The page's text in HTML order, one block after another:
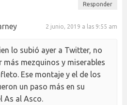
Responder
2 junio, 2019 a las 9:55 am
lo subió ayer a Twitter, no
más mezquinos y miserables
Ese montaje y el de los
un paso más en su
As al Asco.